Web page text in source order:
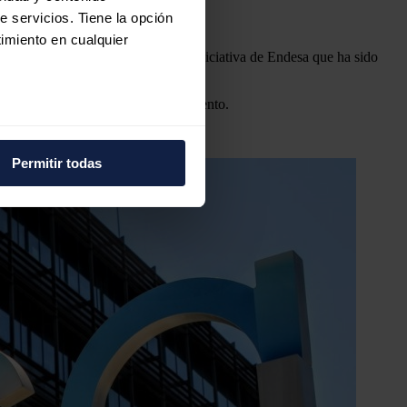
servicios. Tiene la opción
en cualquier
de redes sociales
nuestros partners de
les haya proporcionado o
Permitir todas
(Graciosa) es una iniciativa de Endesa que ha sido
grandes sistemas de almacenamiento.